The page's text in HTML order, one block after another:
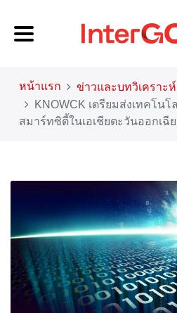
หน้าแรก ข่าวและบทวิเคราะห์
KNOWCK เตรียมส่งเทคโน
สมาร์ทซิตี้ในเอเชียตะวันออกเฉี